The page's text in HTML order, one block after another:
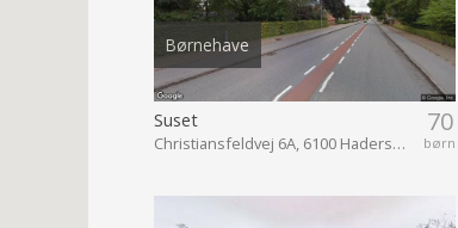
Børnehave
70
børn
Suset
Christiansfeldvej 6A, 6100 Haderslev